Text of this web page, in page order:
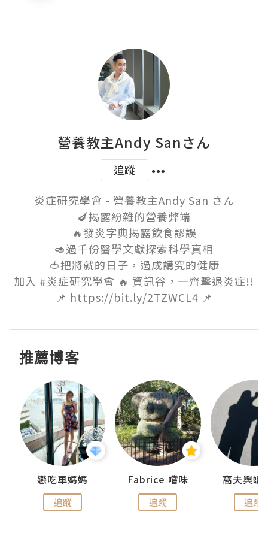
營養教主Andy Sanさん
追蹤
炎症研究學會 - 營養教主Andy San さん
🍆揭露紛雜的營養弊端
🔥發炎字典揭露飲食謬誤
🥑過千份醫學文獻探索科學真相
🍅把將就的日子，過成講究的健康
加入 #炎症研究學會 🔥 資訊谷，一齊擊退炎症!!
📌 https://bit.ly/2TZWCL4 📌
推薦博客
戀吃車媽媽
追蹤
Fabrice 嚐味
追蹤
窩夫與蝦
追蹤